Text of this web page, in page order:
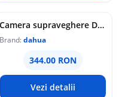
Camera supraveghere Dome analogica Dahua WizColor HAC-HDW1549X-A-PRO-0360B-DIP, 5 MP, 3.6 mm, lumina calda 50 m, microfon dublu
Brand:dahua
344.00 RON
Vezi detalii